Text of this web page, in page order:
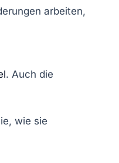
arbeiten,
. Auch die